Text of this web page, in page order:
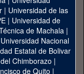
| Universidad de las
| Universidad de
de Machala|
Universidad Nacional
Estatal de Bolivar
Chimborazo |
de Quito |